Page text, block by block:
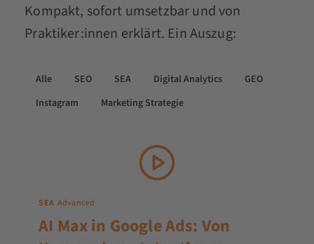
Kompakt, sofort umsetzbar und von
Praktiker:innen erklärt. Ein Auszug:
Alle SEO SEA Digital Analytics
GEO
Instagram
Marketing Strategie
SEA Advanced
AI Max in Google Ads: Von